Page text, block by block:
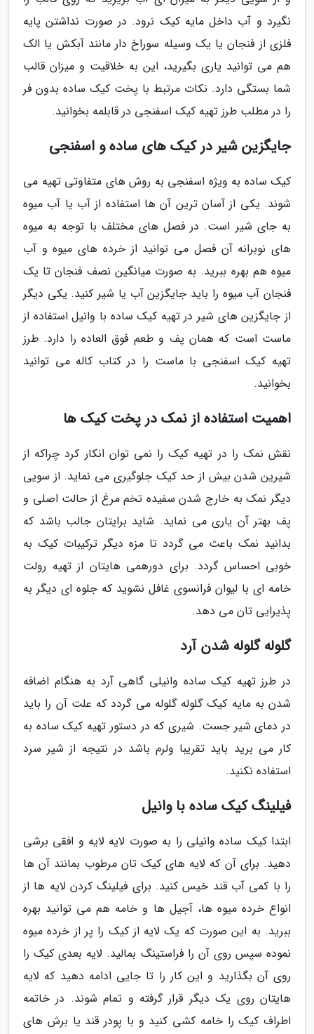
نگیرد و آب داخل مایه کیک نرود. در صورت نداشتن پایه
فلزی از فنجان یا یک وسیله سوراخ دار مانند آبکش یا الک
هم می توانید یاری بگیرید، این به خلاقیت و میزان قالب
شما بستگی دارد. نکات مرتبط با پخت کیک ساده بدون فر
را در مطلب طرز تهیه کیک اسفنجی در قابلمه بخوانید.
جایگزین شیر در کیک های ساده و اسفنجی
کیک ساده به ویژه اسفنجی به روش های متفاوتی تهیه می
شوند. یکی از آسان ترین آن ها استفاده از آب یا آب میوه
به جای شیر است. در فصل های مختلف با توجه به میوه
های نوبرانه آن فصل می توانید از خرده های میوه و آب
میوه هم بهره ببرید. به صورت میانگین نصف فنجان تا یک
فنجان آب میوه را باید جایگزین آب یا شیر کنید. یکی دیگر
از جایگزین های شیر در تهیه کیک ساده با وانیل استفاده از
ماست است که همان پف و طعم فوق العاده را دارد. طرز
تهیه کیک اسفنجی با ماست را در کتاب کاله می توانید
بخوانید.
اهمیت استفاده از نمک در پخت کیک ها
نقش نمک را در تهیه کیک را نمی توان انکار کرد چراکه از
شیرین شدن بیش از حد کیک جلوگیری می نماید. از سویی
دیگر نمک به خارج شدن سفیده تخم مرغ از حالت اصلی و
پف بهتر آن یاری می نماید. شاید برایتان جالب باشد که
بدانید نمک باعث می گردد تا مزه دیگر ترکیبات کیک به
خوبی احساس گردد. برای دورهمی هایتان از تهیه رولت
خامه ای با لیوان فرانسوی غافل نشوید که جلوه ای دیگر به
پذیرایی تان می دهد.
گلوله گلوله شدن آرد
در طرز تهیه کیک ساده وانیلی گاهی آرد به هنگام اضافه
شدن به مایه کیک گلوله گلوله می گردد که علت آن را باید
در دمای شیر جست. شیری که در دستور تهیه کیک ساده به
کار می برید باید تقریبا ولرم باشد در نتیجه از شیر سرد
استفاده نکنید.
فیلینگ کیک ساده با وانیل
ابتدا کیک ساده وانیلی را به صورت لایه لایه و افقی برشی
دهید. برای آن که لایه های کیک تان مرطوب بمانند آن ها
را با کمی آب قند خیس کنید. برای فیلینگ کردن لایه ها از
انواع خرده میوه ها، آجیل ها و خامه هم می توانید بهره
ببرید. به این صورت که یک لایه از کیک را پر از خرده میوه
نموده سپس روی آن را فراستینگ بمالید. لایه بعدی کیک را
روی آن بگذارید و این کار را تا جایی ادامه دهید که لایه
هایتان روی یک دیگر قرار گرفته و تمام شوند. در خاتمه
اطراف کیک را خامه کشی کنید و با پودر قند یا برش های